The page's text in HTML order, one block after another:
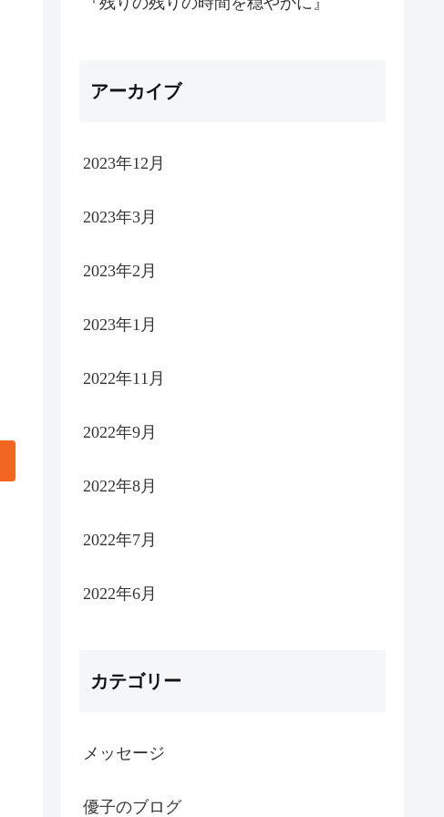
アーカイブ
2023年12月
2023年3月
2023年2月
2023年1月
2022年11月
2022年9月
2022年8月
2022年7月
2022年6月
カテゴリー
メッセージ
優子のブログ